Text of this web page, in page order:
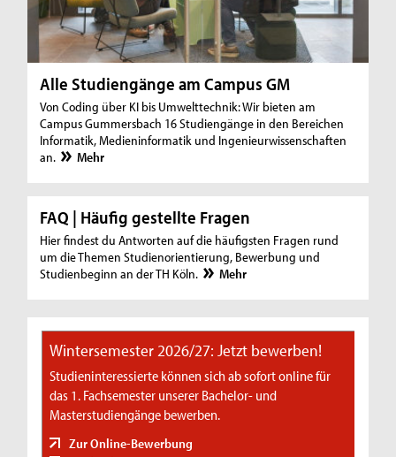
Alle Studiengänge am Campus GM
Von Coding über KI bis Umwelttechnik: Wir bieten am
Campus Gummersbach 16 Studiengänge in den Bereichen
Informatik, Medieninformatik und Ingenieurwissenschaften
an.
Mehr
FAQ | Häufig gestellte Fragen
Hier findest du Antworten auf die häufigsten Fragen rund
um die Themen Studienorientierung, Bewerbung und
Studienbeginn an der TH Köln.
Mehr
Wintersemester 2026/27: Jetzt bewerben!
Studieninteressierte können sich ab sofort online für
das 1. Fachsemester unserer Bachelor- und
Masterstudiengänge bewerben.
Zur Online-Bewerbung